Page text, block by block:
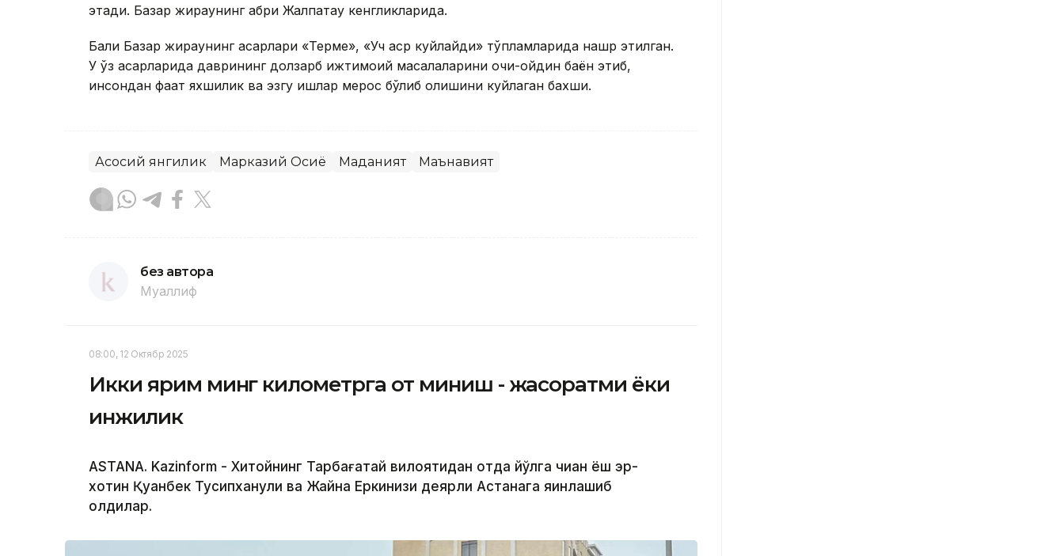
этади. Базар жираунинг қабри Жалпақтау кенгликларида.
Балқи Базар жираунинг асарлари «Терме», «Уч аср куйлайди» тўпламларида нашр этилган.
У ўз асарларида даврининг долзарб ижтимоий масалаларини очиқ-ойдин баён этиб,
инсондан фақат яхшилик ва эзгу ишлар мерос бўлиб қолишини куйлаган бахши.
Асосий янгилик Марказий Осиё Маданият Маънавият
без автора
Муаллиф
08:00, 12 Октябр 2025
Икки ярим минг километрга от миниш - жасоратми ёки
инжиқлик
ASTANA. Kazinform - Хитойнинг Тарбағатай вилоятидан отда йўлга чиққан ёш эр-
хотин Қуанбек Тусипханули ва Жайна Еркинқизи деярли Астанага яқинлашиб
қолдилар.